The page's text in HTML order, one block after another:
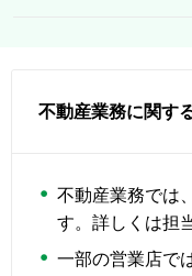
不動産業務に関す
不動産業務では
す。詳しくは担
一部の営業店で